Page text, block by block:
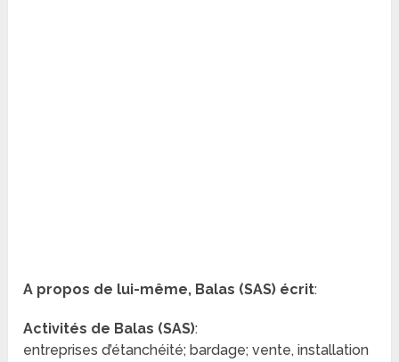
A propos de lui-même, Balas (SAS) écrit:
Activités de Balas (SAS):
entreprises d’étanchéité; bardage; vente, installation